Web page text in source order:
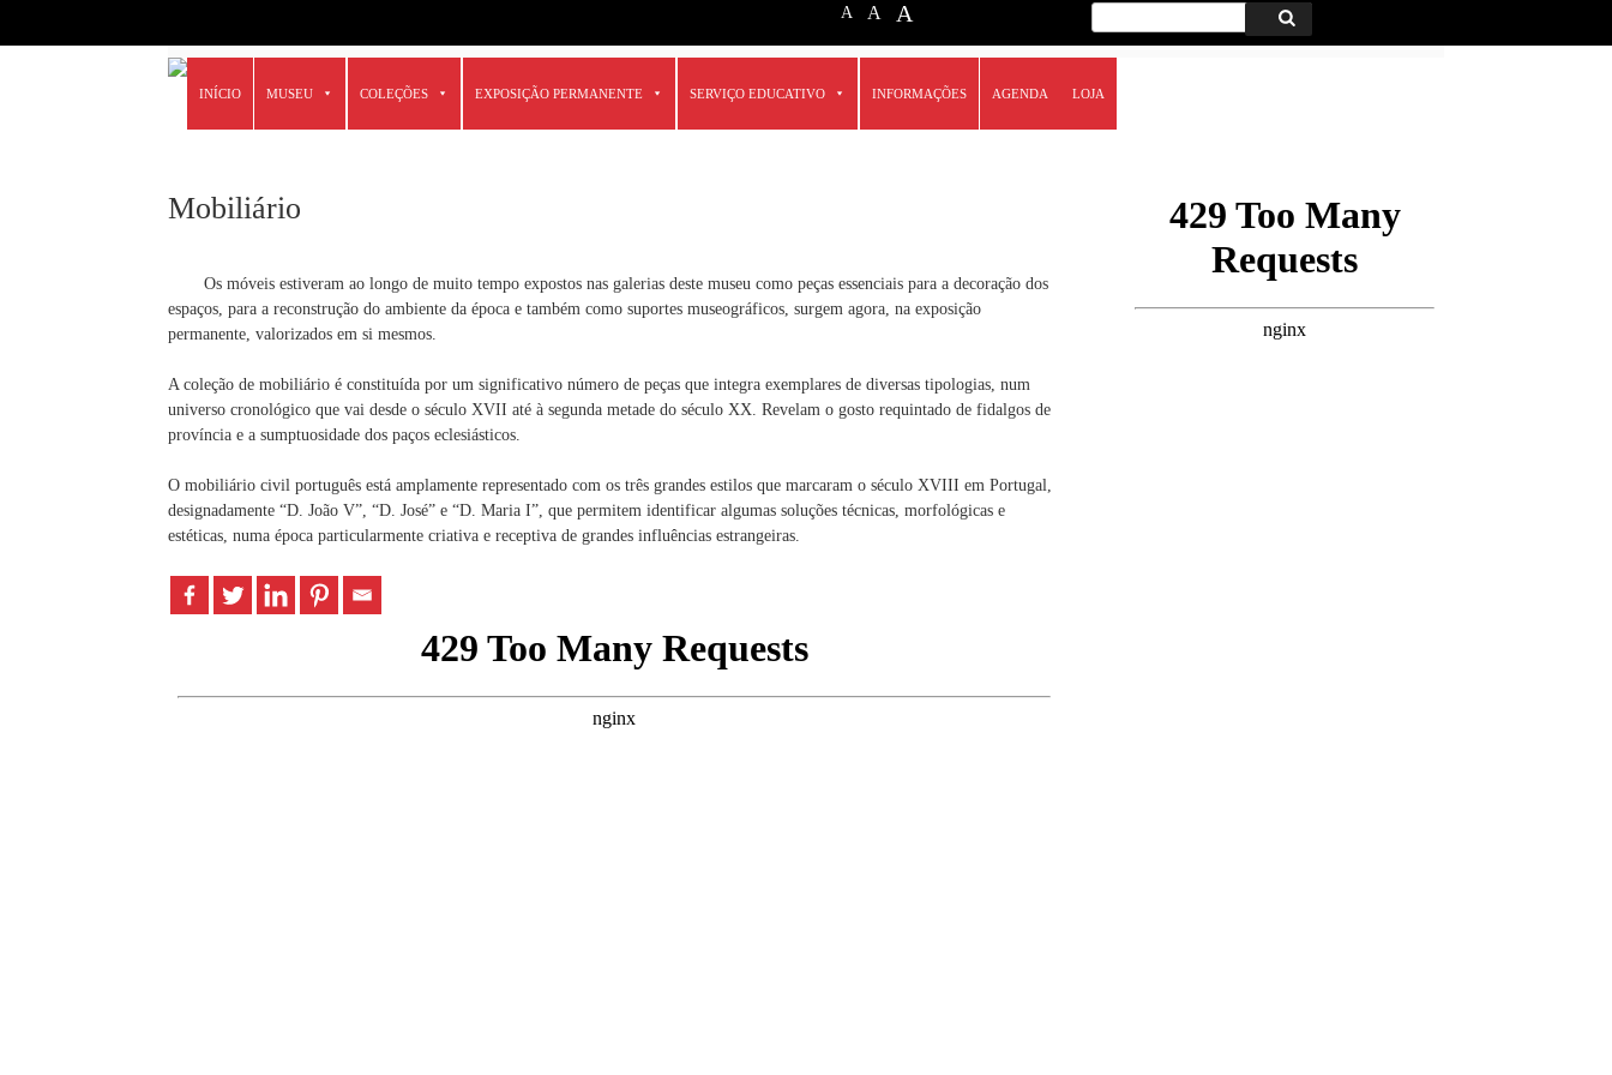
A A A
Procurar
6666
content
INÍCIO MUSEU COLEÇÕES EXPOSIÇÃO PERMANENTE SERVIÇO EDUCATIVO INFORMAÇÕES AGENDA LOJA
Mobiliário
Os móveis estiveram ao longo de muito tempo expostos nas galerias deste museu como peças essenciais para a decoração dos
espaços, para a reconstrução do ambiente da época e também como suportes museográficos, surgem agora, na exposição
permanente, valorizados em si mesmos.
A coleção de mobiliário é constituída por um significativo número de peças que integra exemplares de diversas tipologias, num
universo cronológico que vai desde o século XVII até à segunda metade do século XX. Revelam o gosto requintado de fidalgos de
província e a sumptuosidade dos paços eclesiásticos.
O mobiliário civil português está amplamente representado com os três grandes estilos que marcaram o século XVIII em Portugal,
designadamente “D. João V”, “D. José” e “D. Maria I”, que permitem identificar algumas soluções técnicas, morfológicas e
estéticas, numa época particularmente criativa e receptiva de grandes influências estrangeiras.